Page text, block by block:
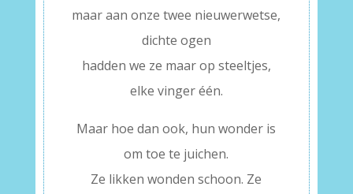
maar aan onze twee nieuwerwetse,
dichte ogen
hadden we ze maar op steeltjes,
elke vinger één.
Maar hoe dan ook, hun wonder is
om toe te juichen.
Ze likken wonden schoon. Ze